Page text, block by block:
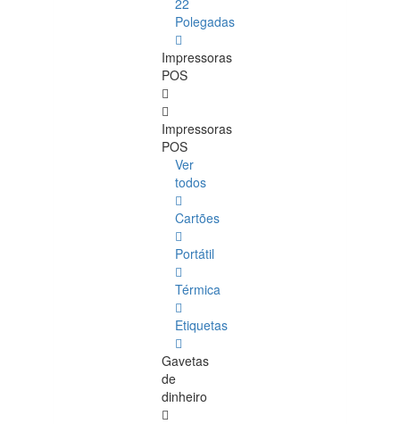
22
Polegadas
Impressoras
POS
Impressoras
POS
Ver
todos
Cartões
Portátil
Térmica
Etiquetas
Gavetas
de
dinheiro